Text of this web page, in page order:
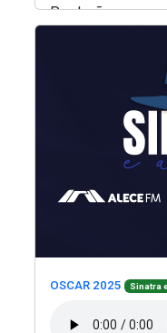
Produção e
(Abre em nova janela)
(Abre em nova
OSCAR 2025
(Abre
Sinatra